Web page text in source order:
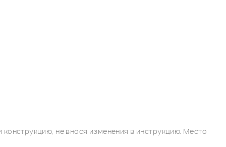
не внося изменения в инструкцию. Место